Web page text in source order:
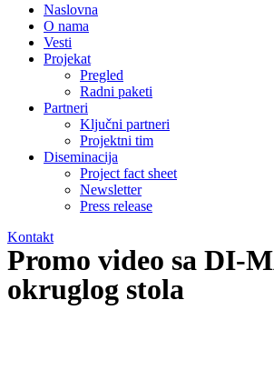
Naslovna
O nama
Vesti
Projekat
Pregled
Radni paketi
Partneri
Ključni partneri
Projektni tim
Diseminacija
Project fact sheet
Newsletter
Press release
Kontakt
Promo video sa DI-
okruglog stola